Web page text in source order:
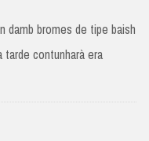
damb bromes de tipe baish
contunharà era